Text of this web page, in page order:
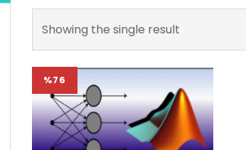
Showing the single result
%76